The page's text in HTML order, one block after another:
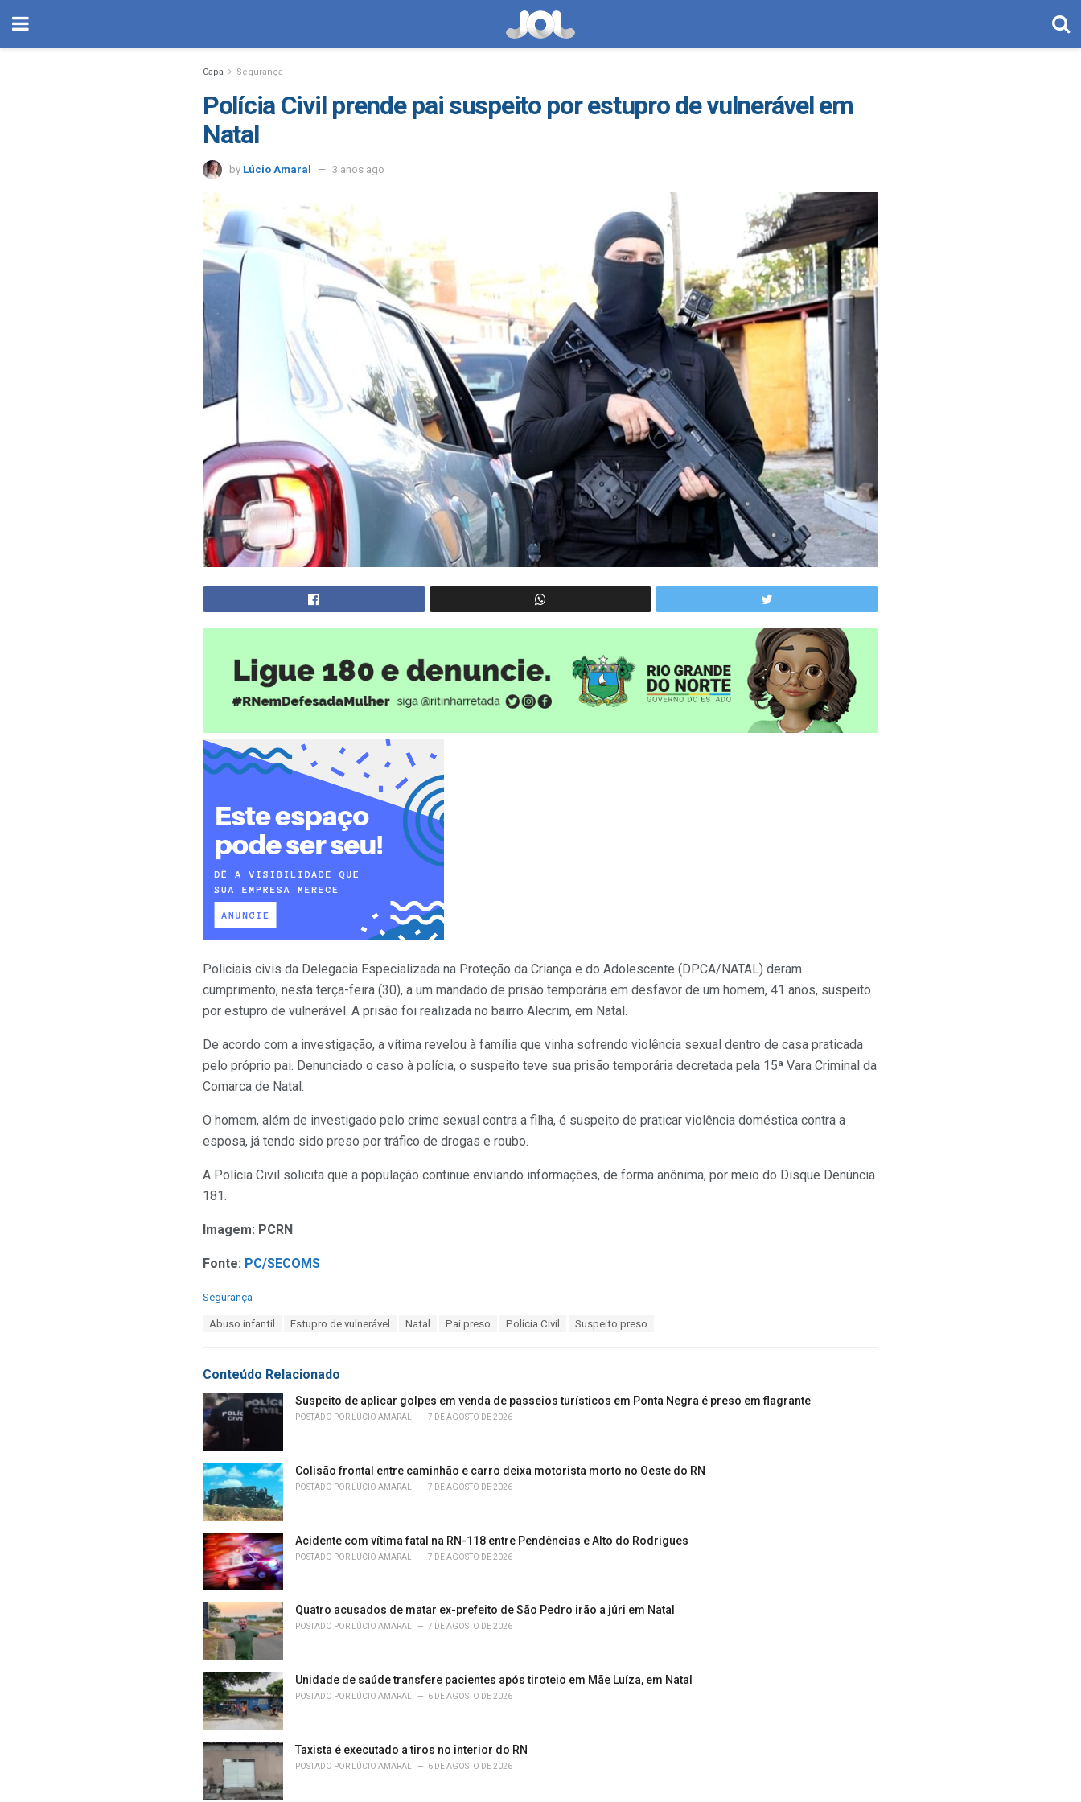
Capa Segurança
Polícia Civil prende pai suspeito por estupro de vulnerável em
Natal
by Lúcio Amaral 3 anos ago
Policiais civis da Delegacia Especializada na Proteção da Criança e do Adolescente (DPCA/NATAL) deram
cumprimento, nesta terça-feira (30), a um mandado de prisão temporária em desfavor de um homem, 41 anos, suspeito
por estupro de vulnerável. A prisão foi realizada no bairro Alecrim, em Natal.
De acordo com a investigação, a vítima revelou à família que vinha sofrendo violência sexual dentro de casa praticada
pelo próprio pai. Denunciado o caso à polícia, o suspeito teve sua prisão temporária decretada pela 15ª Vara Criminal da
Comarca de Natal.
O homem, além de investigado pelo crime sexual contra a filha, é suspeito de praticar violência doméstica contra a
esposa, já tendo sido preso por tráfico de drogas e roubo.
A Polícia Civil solicita que a população continue enviando informações, de forma anônima, por meio do Disque Denúncia
181.
Imagem: PCRN
Fonte: PC/SECOMS
C
o
r
i
e
s
:
Segurança
:
Abuso infantil Estupro de vulnerável Natal Pai preso Polícia Civil Suspeito preso
Conteúdo Relacionado
Suspeito de aplicar golpes em venda de passeios turísticos em Ponta Negra é preso em flagrante
POSTADO POR LÚCIO AMARAL 7 DE AGOSTO DE 2026
Colisão frontal entre caminhão e carro deixa motorista morto no Oeste do RN
POSTADO POR LÚCIO AMARAL 7 DE AGOSTO DE 2026
Acidente com vítima fatal na RN-118 entre Pendências e Alto do Rodrigues
POSTADO POR LÚCIO AMARAL 7 DE AGOSTO DE 2026
Quatro acusados de matar ex-prefeito de São Pedro irão a júri em Natal
POSTADO POR LÚCIO AMARAL 7 DE AGOSTO DE 2026
Unidade de saúde transfere pacientes após tiroteio em Mãe Luíza, em Natal
POSTADO POR LÚCIO AMARAL 6 DE AGOSTO DE 2026
Taxista é executado a tiros no interior do RN
POSTADO POR LÚCIO AMARAL 6 DE AGOSTO DE 2026